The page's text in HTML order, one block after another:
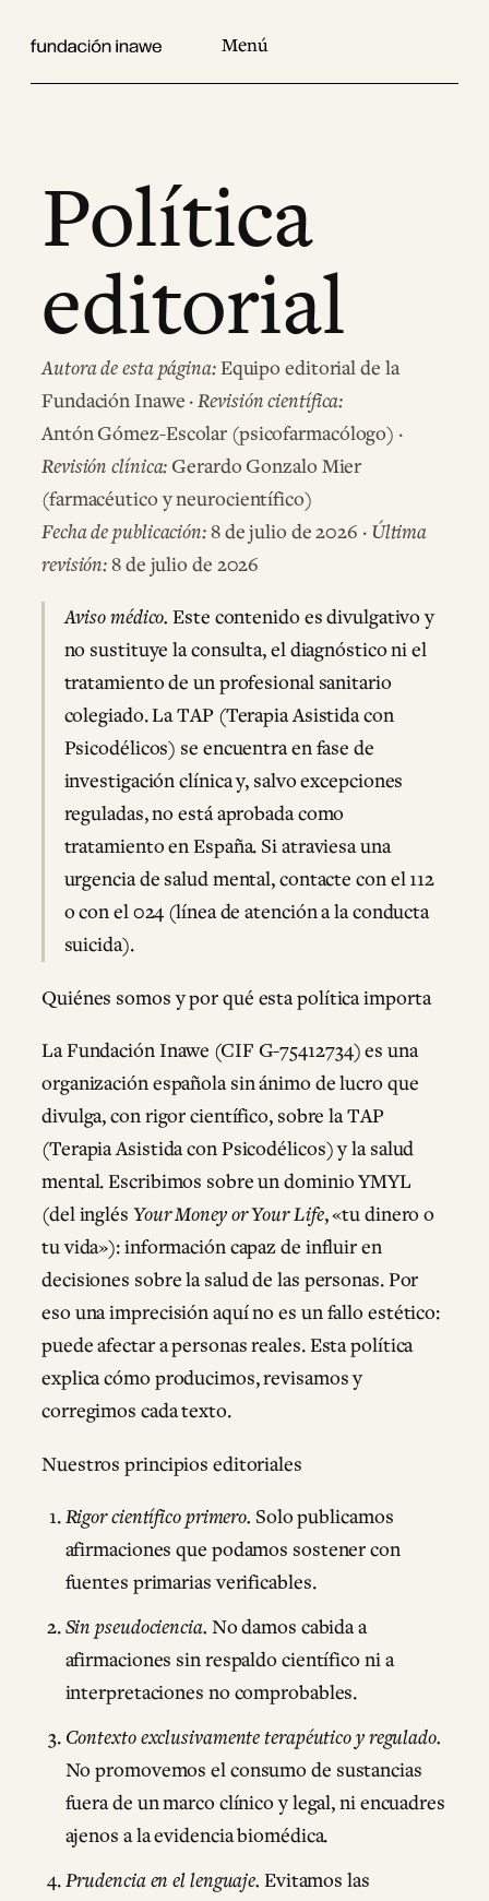
Política
editorial
Autora de esta página:Equipo editorial de la
Fundación Inawe ·Revisión científica:
Antón Gómez-Escolar (psicofarmacólogo) ·
Revisión clínica: Gerardo Gonzalo Mier
(farmacéutico y neurocientífico)
Fecha de publicación:8 de julio de 2026 · Última
revisión:8 de julio de 2026
Aviso médico. Este contenido es divulgativo y
no sustituye la consulta, el diagnóstico ni el
tratamiento de un profesional sanitario
colegiado. La TAP (Terapia Asistida con
Psicodélicos) se encuentra en fase de
investigación clínica y, salvo excepciones
reguladas, no está aprobada como
tratamiento en España. Si atraviesa una
urgencia de salud mental, contacte con el 112
o con el 024 (línea de atención a la conducta
suicida).
Quiénes somos y por qué esta política importa
La Fundación Inawe (CIF G-75412734) es una
organización española sin ánimo de lucro que
divulga, con rigor científico, sobre la TAP
(Terapia Asistida con Psicodélicos) y la salud
mental. Escribimos sobre un dominio YMYL
(del inglés Your Money or Your Life, «tu dinero o
tu vida»): información capaz de influir en
decisiones sobre la salud de las personas. Por
eso una imprecisión aquí no es un fallo estético:
puede afectar a personas reales. Esta política
explica cómo producimos, revisamos y
corregimos cada texto.
Nuestros principios editoriales
Rigor científico primero. Solo publicamos
afirmaciones que podamos sostener con
fuentes primarias verificables.
Sin pseudociencia. No damos cabida a
afirmaciones sin respaldo científico ni a
interpretaciones no comprobables.
Contexto exclusivamente terapéutico y regulado.
No promovemos el consumo de sustancias
fuera de un marco clínico y legal, ni encuadres
ajenos a la evidencia biomédica.
Prudencia en el lenguaje. Evitamos las